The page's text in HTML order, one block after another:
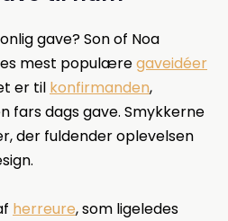
gave? Son of Noa
mest populæregaveidéer
er til konfirmanden,
fars dags gave. Smykkerne
der fuldender oplevelsen
herreure, som ligeledes